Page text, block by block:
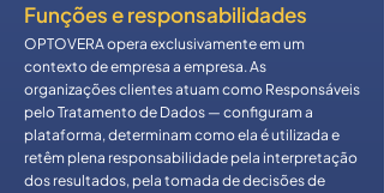
Funções e responsabilidades
OPTOVERA opera exclusivamente em um
contexto de empresa a empresa. As
organizações clientes atuam como Responsáveis
pelo Tratamento de Dados — configuram a
plataforma, determinam como ela é utilizada e
retêm plena responsabilidade pela interpretação
dos resultados, pela tomada de decisões de